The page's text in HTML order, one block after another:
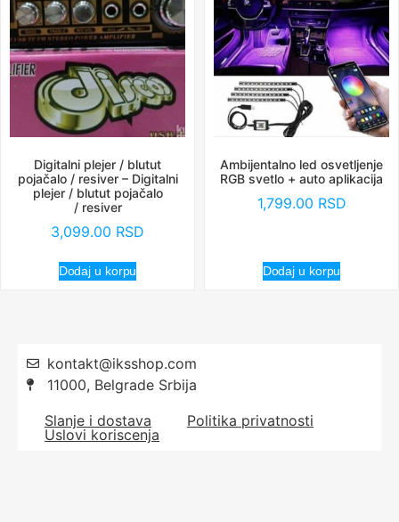
Digitalni plejer / blutut
pojačalo / resiver – Digitalni
plejer / blutut pojačalo
/ resiver
3,099.00 RSD
Dodaj u korpu
Ambijentalno led osvetljenje
RGB svetlo + auto aplikacija
1,799.00 RSD
Dodaj u korpu
kontakt@iksshop.com
11000, Belgrade Srbija
Slanje i dostava
Politika privatnosti
Uslovi koriscenja